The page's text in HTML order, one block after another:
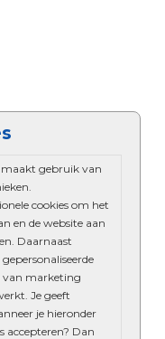
, maakt gebruik van
cookies om het
en de website aan
Daarnaast
van marketing
Je geeft
je hieronder
accepteren? Dan